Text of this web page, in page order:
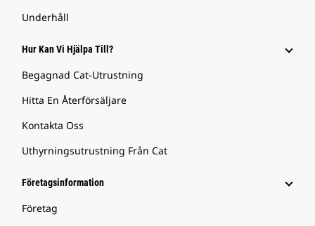
Underhåll
Hur Kan Vi Hjälpa Till?
Begagnad Cat-Utrustning
Hitta En Återförsäljare
Kontakta Oss
Uthyrningsutrustning Från Cat
Företagsinformation
Företag